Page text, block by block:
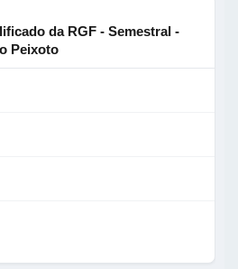
da RGF - Semestral -
Peixoto